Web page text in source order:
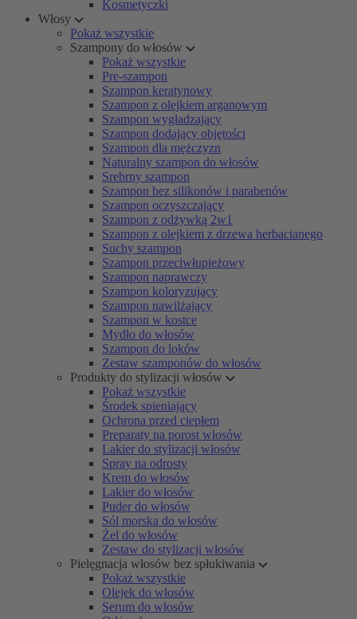
Kosmetyczki
Włosy
Pokaż wszystkie
Szampony do włosów
Pokaż wszystkie
Pre-szampon
Szampon keratynowy
Szampon z olejkiem arganowym
Szampon wygładzający
Szampon dodający objętości
Szampon dla mężczyzn
Naturalny szampon do włosów
Srebrny szampon
Szampon bez silikonów i parabenów
Szampon oczyszczający
Szampon z odżywką 2w1
Szampon z olejkiem z drzewa herbacianego
Suchy szampon
Szampon przeciwłupieżowy
Szampon naprawczy
Szampon koloryzujący
Szampon nawilżający
Szampon w kostce
Mydło do włosów
Szampon do loków
Zestaw szamponów do włosów
Produkty do stylizacji włosów
Pokaż wszystkie
Środek spieniający
Ochrona przed ciepłem
Preparaty na porost włosów
Lakier do stylizacji włosów
Spray na odrosty
Krem do włosów
Lakier do włosów
Puder do włosów
Sól morska do włosów
Żel do włosów
Zestaw do stylizacji włosów
Pielęgnacja włosów bez spłukiwania
Pokaż wszystkie
Olejek do włosów
Serum do włosów